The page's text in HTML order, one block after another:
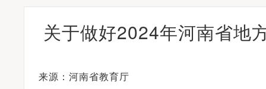
关于做好2024年河南省地
来源：河南省教育厅